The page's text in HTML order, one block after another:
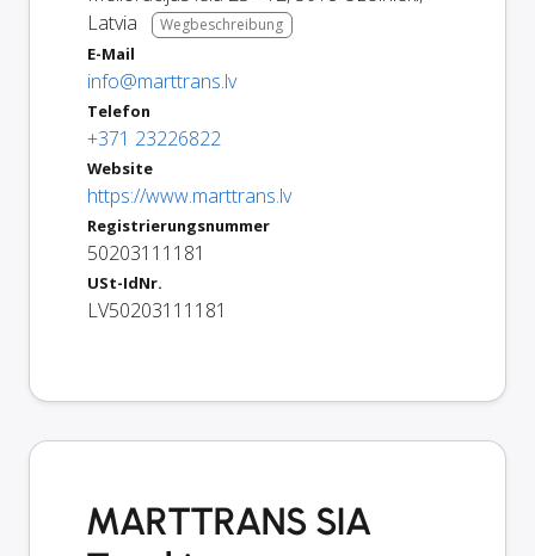
Latvia
Wegbeschreibung
E-Mail
info@marttrans.lv
Telefon
+371 23226822
Website
https://www.marttrans.lv
Registrierungsnummer
50203111181
USt-IdNr.
LV50203111181
MARTTRANS SIA